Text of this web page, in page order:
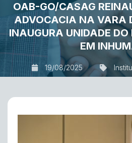
OAB-GO/CASAG
ADVOCACIA NA VARA
INAUGURA UNIDADE DO
EM
19/08/2025